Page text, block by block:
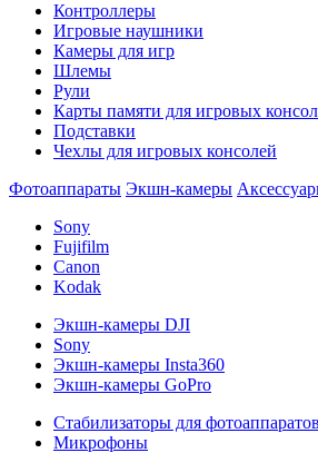
Контроллеры
Игровые наушники
Камеры для игр
Шлемы
Рули
Карты памяти для игровых
Подставки
Чехлы для игровых консолей
Фотоаппараты Экшн-камеры
Sony
Fujifilm
Canon
Kodak
Экшн-камеры DJI
Sony
Экшн-камеры Insta360
Экшн-камеры GoPro
Стабилизаторы для фотоаппаратов
Микрофоны